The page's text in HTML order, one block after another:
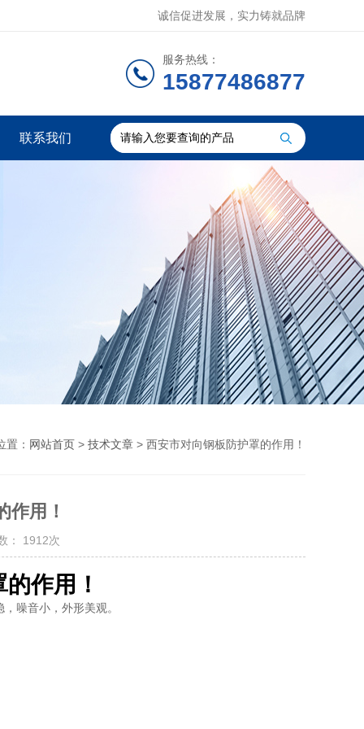
诚信促进发展，实力铸就品牌
服务热线：
15877486877
联系我们
置： 网站首页 > 技术文章 > 西安市对向钢板防护罩的作用！
作用！
： 1912次
作用！
噪音小，外形美观。